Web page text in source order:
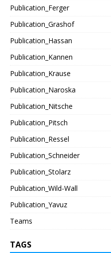
Publication_Ferger
Publication_Grashof
Publication_Hassan
Publication_Kannen
Publication_Krause
Publication_Naroska
Publication_Nitsche
Publication_Pitsch
Publication_Ressel
Publication_Schneider
Publication_Stolarz
Publication_Wild-Wall
Publication_Yavuz
Teams
TAGS